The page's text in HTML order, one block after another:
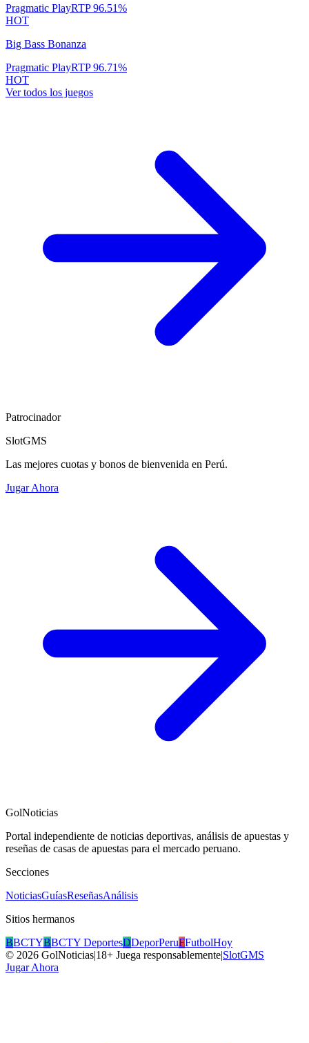
Pragmatic PlayRTP96.51%
HOT
Big Bass Bonanza
Pragmatic PlayRTP96.71%
HOT
Ver todos los juegos
Patrocinador
SlotGMS
Las mejores cuotas y bonos de bienvenida en Perú.
Jugar Ahora
GolNoticias
Portal independiente de noticias deportivas, análisis de apuestas y
reseñas de casas de apuestas para el mercado peruano.
Secciones
NoticiasGuíasReseñasAnálisis
Sitios hermanos
BBCTYBBCTY DeportesDDeporPeruFFutbolHoy
© 2026 GolNoticias|18+ Juega responsablemente|SlotGMS
Jugar Ahora